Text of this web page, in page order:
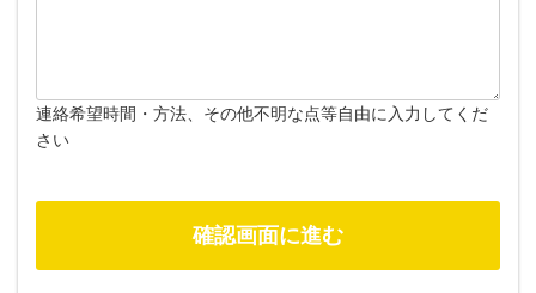
連絡希望時間・方法、その他不明な点等自由に入力してくだ
さい